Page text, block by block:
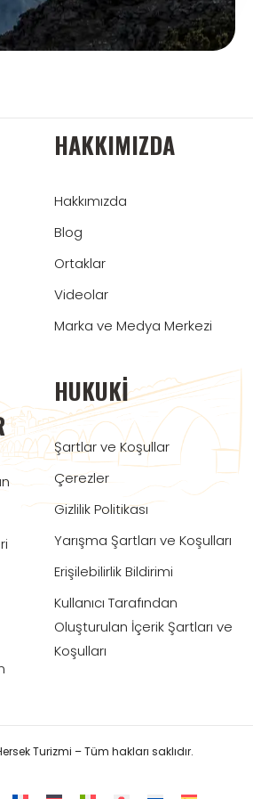
HAKKIMIZDA
Hakkımızda
Blog
Ortaklar
Videolar
Marka ve Medya Merkezi
HUKUKI
Şartlar ve Koşullar
Çerezler
Gizlilik Politikası
Yarışma Şartları ve Koşulları
Erişilebilirlik Bildirimi
Kullanıcı Tarafından
Oluşturulan İçerik Şartları ve
Koşulları
Turizmi – Tüm hakları saklıdır.